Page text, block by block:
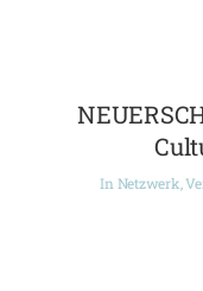
In Netzwerk,